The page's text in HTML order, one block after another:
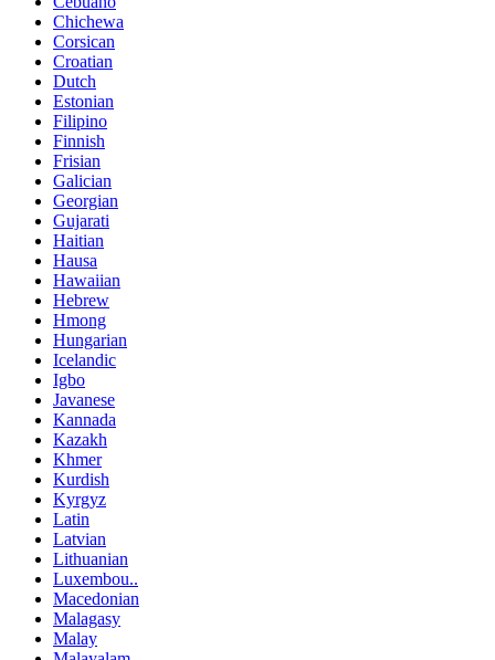
Chichewa
Corsican
Croatian
Dutch
Estonian
Filipino
Finnish
Frisian
Galician
Georgian
Gujarati
Haitian
Hausa
Hawaiian
Hebrew
Hmong
Hungarian
Icelandic
Igbo
Javanese
Kannada
Kazakh
Khmer
Kurdish
Kyrgyz
Latin
Latvian
Lithuanian
Luxembou..
Macedonian
Malagasy
Malay